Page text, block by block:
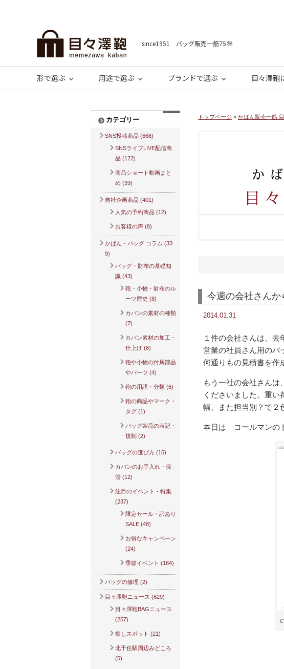
since1951 バッグ販売一筋75年
形で選ぶ 用途で選ぶ ブランドで選ぶ 目々澤鞄
トップページ > かばん販売一筋
今週の会社さん
2014.01.31
１件の会社さんは、
営業の社員さん用のバ
何通りもの見積書を作
もう一社の会社さん
くださいました。重
幅、また担当別？で２
本日は コールマンの
カテゴリー
SNS投稿商品 (668)
SNSライブLIVE配信商
品 (122)
商品ショート動画まと
め (39)
自社企画商品 (401)
人気の予約商品 (12)
お客様の声 (8)
かばん・バッグ コラム (33
9)
バッグ・財布の基礎知
識 (43)
鞄・小物・財布のル
ーツ歴史 (8)
カバンの素材の種類
(7)
カバン素材の加工・
仕上げ (8)
鞄や小物の付属部品
やパーツ (4)
鞄の用語・分類 (6)
鞄の商品やマーク・
タグ (1)
バッグ製品の表記・
規制 (2)
バッグの選び方 (16)
カバンのお手入れ・保
管 (12)
注目のイベント・特集
(237)
限定セール・訳あり
SALE (48)
お得なキャンペーン
(24)
季節イベント (184)
バッグの修理 (2)
目々澤鞄ニュース (629)
目々澤鞄BAGニュース
(257)
癒しスポット (21)
北千住駅周辺みどころ
(5)